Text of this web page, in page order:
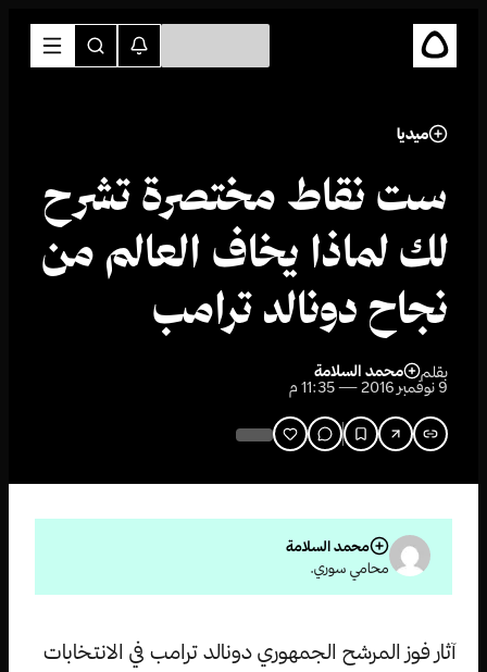
ميديا
ست نقاط مختصرة تشرح
لك لماذا يخاف العالم من
نجاح دونالد ترامب
بقلم
محمد السلامة
9 نوفمبر 2016 — 11:35 م
محمد السلامة
محامي سوري.
آثار فوز المرشح الجمهوري دونالد ترامب في الانتخابات